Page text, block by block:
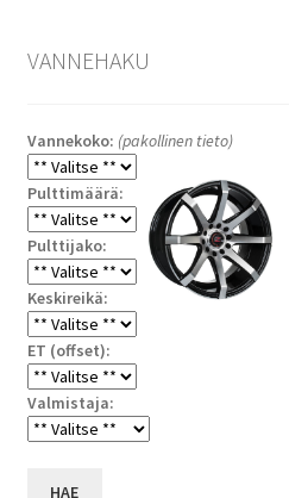
VANNEHAKU
Vannekoko: (pakollinen tieto)
Pulttimäärä:
Pulttijako:
Keskireikä:
ET (offset):
Valmistaja:
HAE